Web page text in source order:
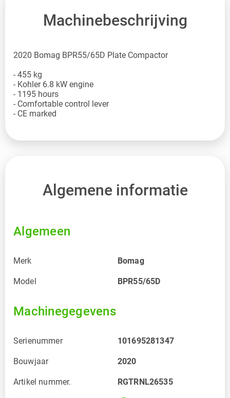
Machinebeschrijving
2020 Bomag BPR55/65D Plate Compactor
- 455 kg
- Kohler 6.8 kW engine
- 1195 hours
- Comfortable control lever
- CE marked
Algemene informatie
Algemeen
Merk Bomag
Model BPR55/65D
Machinegegevens
Serienummer 101695281347
Bouwjaar 2020
Artikel nummer. RGTRNL26535